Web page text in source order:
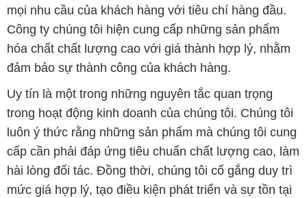
mọi nhu cầu của khách hàng với tiêu chí hàng đầu.
Công ty chúng tôi hiện cung cấp những sản phẩm
hóa chất chất lượng cao với giá thành hợp lý, nhằm
đảm bảo sự thành công của khách hàng.
Uy tín là một trong những nguyên tắc quan trọng
trong hoạt động kinh doanh của chúng tôi. Chúng tôi
luôn ý thức rằng những sản phẩm mà chúng tôi cung
cấp cần phải đáp ứng tiêu chuẩn chất lượng cao, làm
hài lòng đối tác. Đồng thời, chúng tôi cố gắng duy trì
mức giá hợp lý, tạo điều kiện phát triển và sự tồn tại